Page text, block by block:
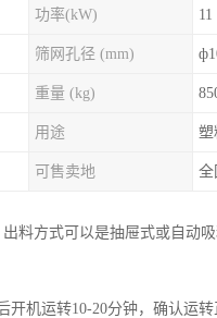
功率(kW) 11
筛网孔径 (mm)
重量 (kg)
用途 塑
可售卖地 全
料方式可以是抽屉式或自动吸
机运转10-20分钟，确认运